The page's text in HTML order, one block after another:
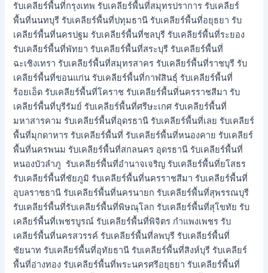
รับเคลียร์พื้นที่กรุงเทพ รับเคลียร์พื้นที่สมุทรปราการ รับเคลียร์
พื้นที่นนทบุรี รับเคลียร์พื้นที่ปทุมธานี รับเคลียร์พื้นที่อยุธยา รับ
เคลียร์พื้นที่นครปฐม รับเคลียร์พื้นที่ชลบุรี รับเคลียร์พื้นที่ระยอง
รับเคลียร์พื้นที่พัทยา รับเคลียร์พื้นที่สระบุรี รับเคลียร์พื้นที่
ฉะเชิงเทรา รับเคลียร์พื้นที่สมุทรสาคร รับเคลียร์พื้นที่ราชบุรี รับ
เคลียร์พื้นที่ขอนแก่น รับเคลียร์พื้นที่กาฬสินธุ์ รับเคลียร์พื้นที่
ร้อยเอ็ด รับเคลียร์พื้นที่โคราช รับเคลียร์พื้นที่นครราชสีมา รับ
เคลียร์พื้นที่บุรีรัมย์ รับเคลียร์พื้นที่ศรีษะเกศ รับเคลียร์พื้นที่
มหาสารคาม รับเคลียร์พื้นที่อุดรธานี รับเคลียร์พื้นที่เลย รับเคลียร์
พื้นที่มุกดาหาร รับเคลียร์พื้นที่ รับเคลียร์พื้นที่หนองคาย รับเคลียร์
พื้นที่นครพนม รับเคลียร์พื้นที่สกลนคร อุดรธานี รับเคลียร์พื้นที่
หนองบัวลำภู รับเคลียร์พื้นที่อำนาจเจริญ รับเคลียร์พื้นที่ยโสธร
รับเคลียร์พื้นที่ชัยภูมิ รับเคลียร์พื้นที่นครราชสีมา รับเคลียร์พื้นที่
อุบลราชธานี รับเคลียร์พื้นที่นครนายก รับเคลียร์พื้นที่สุพรรณบุรี
รับเคลียร์พื้นที่รับเคลียร์พื้นที่พิษณุโลก รับเคลียร์พื้นที่สุโขทัย รับ
เคลียร์พื้นที่เพชรบูรณ์ รับเคลียร์พื้นที่พิจิตร กำแพงเพชร รับ
เคลียร์พื้นที่นครสวรรค์ รับเคลียร์พื้นที่ลพบุรี รับเคลียร์พื้นที่
ชัยนาท รับเคลียร์พื้นที่อุทัยธานี รับเคลียร์พื้นที่สิงห์บุรี รับเคลียร์
พื้นที่อ่างทอง รับเคลียร์พื้นที่พระนครศรีอยุธยา รับเคลียร์พื้นที่